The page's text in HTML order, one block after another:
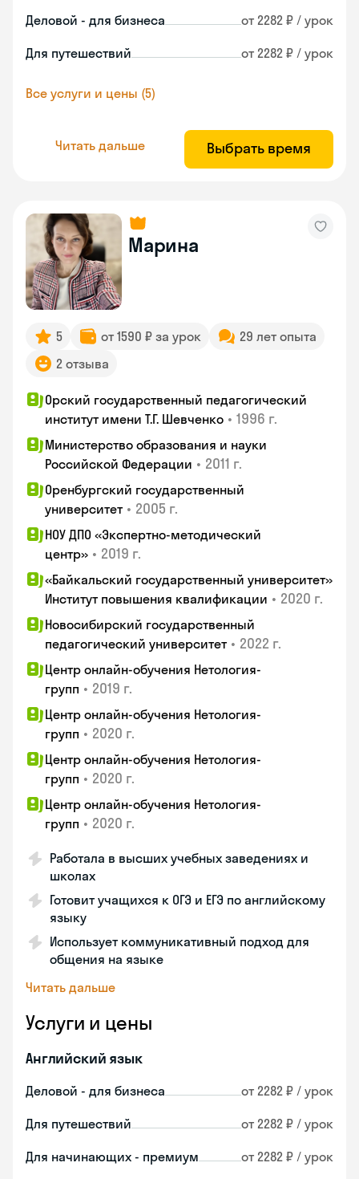
Деловой - для бизнеса от 2282 ₽ / урок
Для путешествий от 2282 ₽ / урок
Все услуги и цены (5)
Читать дальше Выбрать время
Марина
5 от 1590 ₽ за урок
29 лет опыта
2 отзыва
Орский государственный педагогический
институт имени Т.Г. Шевченко • 1996 г.
Министерство образования и науки
Российской Федерации • 2011 г.
Оренбургский государственный
университет • 2005 г.
НОУ ДПО «Экспертно-методический
центр» • 2019 г.
«Байкальский государственный университет»
Институт повышения квалификации • 2020 г.
Новосибирский государственный
педагогический университет • 2022 г.
Центр онлайн-обучения Нетология-
групп • 2019 г.
Центр онлайн-обучения Нетология-
групп • 2020 г.
Центр онлайн-обучения Нетология-
групп • 2020 г.
Центр онлайн-обучения Нетология-
групп • 2020 г.
Работала в высших учебных заведениях и
школах
Готовит учащихся к ОГЭ и ЕГЭ по английскому
языку
Использует коммуникативный подход для
общения на языке
Читать дальше
Услуги и цены
Английский язык
Деловой - для бизнеса от 2282 ₽ / урок
Для путешествий от 2282 ₽ / урок
Для начинающих - премиум от 2282 ₽ / урок